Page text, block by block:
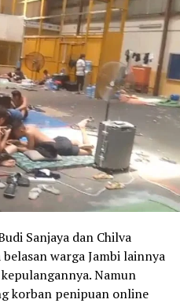
Sanjaya dan Chilva
warga Jambi lainnya
Namun
korban penipuan online